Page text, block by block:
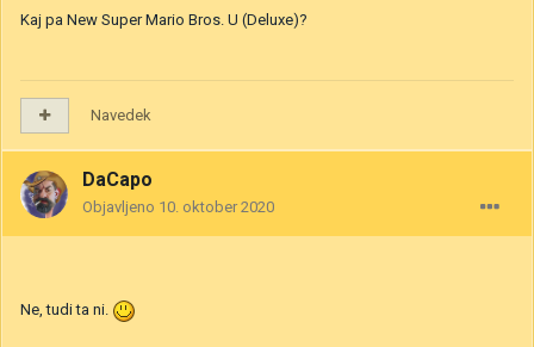
Kaj pa New Super Mario Bros. U (Deluxe)?
Navedek
DaCapo
Objavljeno 10. oktober 2020
Ne, tudi ta ni.